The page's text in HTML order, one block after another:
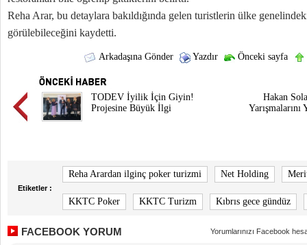
Reha Arar, bu detaylara bakıldığında gelen turistlerin ülke
görülebileceğini kaydetti.
Arkadaşına Gönder Yazdır Önceki sayfa
TODEV İyilik İçin Giyin!
Projesine Büyük İlgi
Hakan
Yarışmalarını
Etiketler :
Reha Arardan ilginç poker turizmi Net Holding
KKTC Poker KKTC Turizm Kıbrıs gece gündüz
FACEBOOK YORUM Yorumlarınızı Facebook